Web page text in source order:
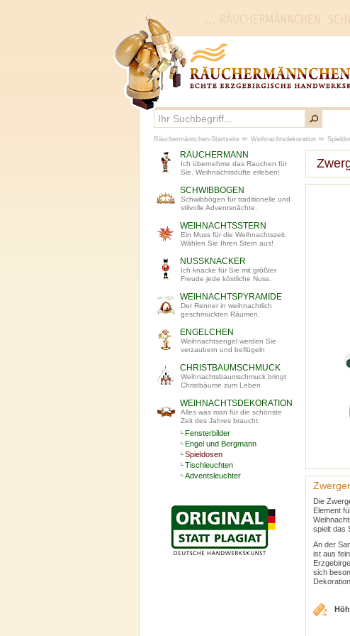
Die
Element
spielt das
An der
ist aus
sich
RÄUCHERMANN
Ich übernehme das Rauchen für
Sie. Weihnachtsdüfte erleben!
SCHWIBBOGEN
Schwibbögen für traditionelle und
stilvolle Adventsnächte.
WEIHNACHTSSTERN
Ein Muss für die Weihnachtszeit.
Wählen Sie Ihren Stern aus!
NUSSKNACKER
Ich knacke für Sie mit größter
Freude jede köstliche Nuss.
WEIHNACHTSPYRAMIDE
Der Renner in weihnachtlich
geschmückten Räumen.
ENGELCHEN
Weihnachtsengel werden Sie
verzaubern und beflügeln
CHRISTBAUMSCHMUCK
Weihnachtsbaumschmuck bringt
Christbäume zum Leben
WEIHNACHTSDEKORATION
Alles was man für die schönste
Zeit des Jahres braucht.
Fensterbilder
Engel und Bergmann
Spieldosen
Tischleuchten
Adventsleuchter
Räuchermännchen-Startseite Weihnachtsdekoration